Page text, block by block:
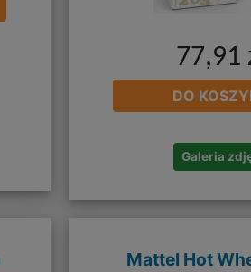
77,91
DO
Galeria
Mattel Hot